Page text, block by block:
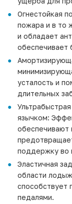
Огнестойкая
пожара и в то
и обладает
обеспечивает
усталость и
длительных
язычком:
поддержку во
Эластичная
области
способствует
педалями.